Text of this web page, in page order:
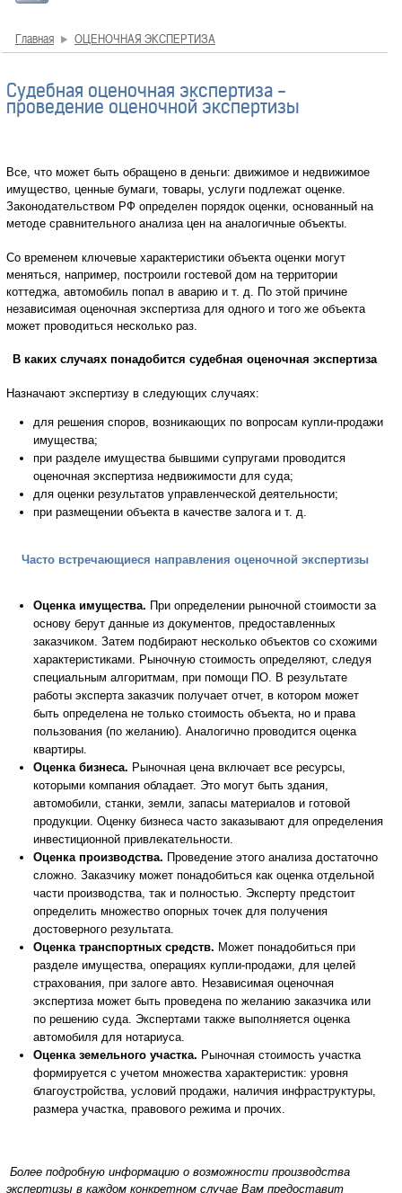
Главная ОЦЕНОЧНАЯ ЭКСПЕРТИЗА
Судебная оценочная экспертиза -
проведение оценочной экспертизы
Все, что может быть обращено в деньги: движимое и недвижимое
имущество, ценные бумаги, товары, услуги подлежат оценке.
Законодательством РФ определен порядок оценки, основанный на
методе сравнительного анализа цен на аналогичные объекты.
Со временем ключевые характеристики объекта оценки могут
меняться, например, построили гостевой дом на территории
коттеджа, автомобиль попал в аварию и т. д. По этой причине
независимая оценочная экспертиза для одного и того же объекта
может проводиться несколько раз.
В каких случаях понадобится судебная оценочная экспертиза
Назначают экспертизу в следующих случаях:
для решения споров, возникающих по вопросам купли-продажи
имущества;
при разделе имущества бывшими супругами проводится
оценочная экспертиза недвижимости для суда;
для оценки результатов управленческой деятельности;
при размещении объекта в качестве залога и т. д.
Часто встречающиеся направления оценочной экспертизы
Оценка имущества. При определении рыночной стоимости за
основу берут данные из документов, предоставленных
заказчиком. Затем подбирают несколько объектов со схожими
характеристиками. Рыночную стоимость определяют, следуя
специальным алгоритмам, при помощи ПО. В результате
работы эксперта заказчик получает отчет, в котором может
быть определена не только стоимость объекта, но и права
пользования (по желанию). Аналогично проводится оценка
квартиры.
Оценка бизнеса. Рыночная цена включает все ресурсы,
которыми компания обладает. Это могут быть здания,
автомобили, станки, земли, запасы материалов и готовой
продукции. Оценку бизнеса часто заказывают для определения
инвестиционной привлекательности.
Оценка производства. Проведение этого анализа достаточно
сложно. Заказчику может понадобиться как оценка отдельной
части производства, так и полностью. Эксперту предстоит
определить множество опорных точек для получения
достоверного результата.
Оценка транспортных средств. Может понадобиться при
разделе имущества, операциях купли-продажи, для целей
страхования, при залоге авто. Независимая оценочная
экспертиза может быть проведена по желанию заказчика или
по решению суда. Экспертами также выполняется оценка
автомобиля для нотариуса.
Оценка земельного участка. Рыночная стоимость участка
формируется с учетом множества характеристик: уровня
благоустройства, условий продажи, наличия инфраструктуры,
размера участка, правового режима и прочих.
Более подробную информацию о возможности производства
экспертизы в каждом конкретном случае Вам предоставит